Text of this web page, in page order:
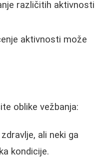
različitih aktivnosti
aktivnosti može
oblike vežbanja:
ali neki ga
kondicije.